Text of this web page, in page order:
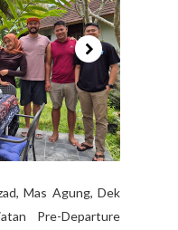
Mas Agung, Dek
Pre-Departure